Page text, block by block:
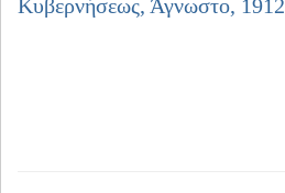
Κυβερνήσεως, Άγνωστο, 1912